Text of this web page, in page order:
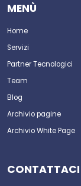
MENÙ
Home
Servizi
Partner Tecnologici
Team
Blog
Archivio pagine
Archivio White Page
CONTATTACI